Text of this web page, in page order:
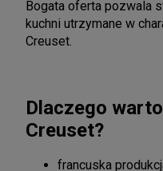
Bogata oferta pozwala
kuchni utrzymane w
Creuset.
Dlaczego
Creuset?
francuska